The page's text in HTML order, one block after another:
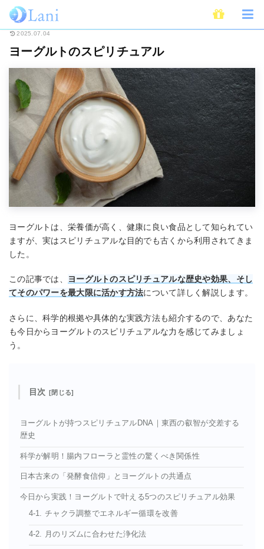
ホーム スピリチュアル
2025.07.04
ヨーグルトのスピリチュアル
ヨーグルトは、栄養価が高く、健康に良い食品として知られてい
ますが、実はスピリチュアルな目的でも古くから利用されてきま
した。
この記事では、
ヨーグルトのスピリチュアルな歴史や効果、そし
てそのパワーを最大限に活かす方法について詳しく解説します。
さらに、科学的根拠や具体的な実践方法も紹介するので、あなた
も今日からヨーグルトのスピリチュアルな力を感じてみましょ
う。
目次
ヨーグルトが持つスピリチュアルDNA｜東西の叡智が交差する
歴史
科学が解明！腸内フローラと霊性の驚くべき関係性
日本古来の「発酵食信仰」とヨーグルトの共通点
今日から実践！ヨーグルトで叶える5つのスピリチュアル効果
4-1. チャクラ調整でエネルギー循環を改善
4-2. 月のリズムに合わせた浄化法